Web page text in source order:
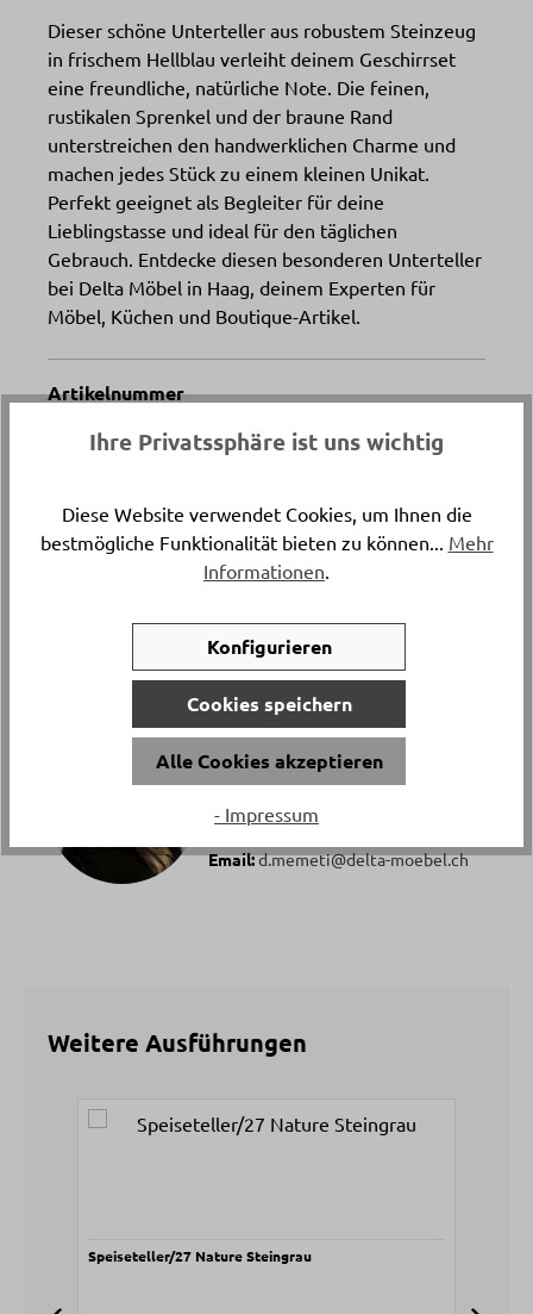
Dieser schöne Unterteller aus robustem Steinzeug
in frischem Hellblau verleiht deinem Geschirrset
eine freundliche, natürliche Note. Die feinen,
rustikalen Sprenkel und der braune Rand
unterstreichen den handwerklichen Charme und
machen jedes Stück zu einem kleinen Unikat.
Perfekt geeignet als Begleiter für deine
Lieblingstasse und ideal für den täglichen
Gebrauch. Entdecke diesen besonderen Unterteller
bei Delta Möbel in Haag, deinem Experten für
Möbel, Küchen und Boutique-Artikel.
Artikelnummer
Abholung
Haben Sie Fragen zu diesem Produkt?
Ihr persönlicher Ansprechpartner
Diellza Memeti
Telefon:+41 81 772 22 25
Email:d.memeti@delta-moebel.ch
Weitere Ausführungen
Produktgalerie überspringen
Speiseteller/27 Nature Steingrau
Ihre Privatssphäre ist uns wichtig
Diese Website verwendet Cookies, um Ihnen die
bestmögliche Funktionalität bieten zu können... Mehr
Informationen.
Konfigurieren
Cookies speichern
Alle Cookies akzeptieren
- Impressum